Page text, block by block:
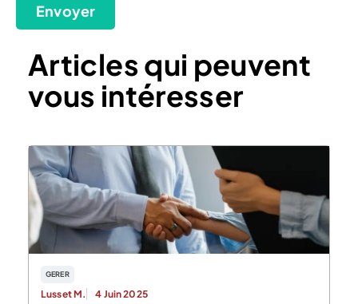
Envoyer
Articles qui peuvent
vous intéresser
GERER
Lusset M. 4 Juin 2025